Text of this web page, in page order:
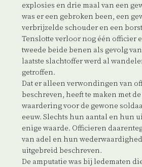
explosies en drie maal van een
was er een gebroken been, een
verbrijzelde schouder en een
Tenslotte verloor nog één officier
tweede beide benen als gevolg
laatste slachtoffer werd al
getroffen.
Dat er alleen verwondingen van
beschreven, heeft te maken met
waardering voor de gewone
eeuw. Slechts hun aantal en hun
enige waarde. Officieren
van adel en hun
uitgebreid beschreven.
De amputatie was bij ledematen